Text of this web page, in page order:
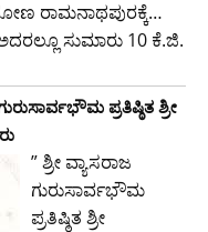
ರಾಮನಾಥಪುರಕ್ಕೆ…
ಸುಮಾರು 10 ಕೆ.ಜಿ.
ಪ್ರತಿಷ್ಠಿತ ಶ್ರೀ
” ಶ್ರೀ ವ್ಯಾಸರಾಜ
ಗುರುಸಾರ್ವಭೌಮ
ಪ್ರತಿಷ್ಠಿತ ಶ್ರೀ